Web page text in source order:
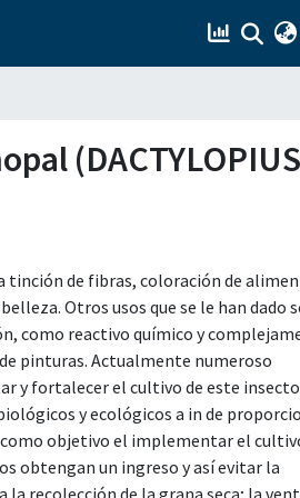
(DACTYLOPIUS
tinción de fibras, coloración de
Otros usos que se le han dado
como reactivo químico y
pinturas. Actualmente numeroso
y fortalecer el cultivo de este
y ecológicos a in de
objetivo el implementar el
obtengan un ingreso y así evitar la
recolección de la grana seca; la